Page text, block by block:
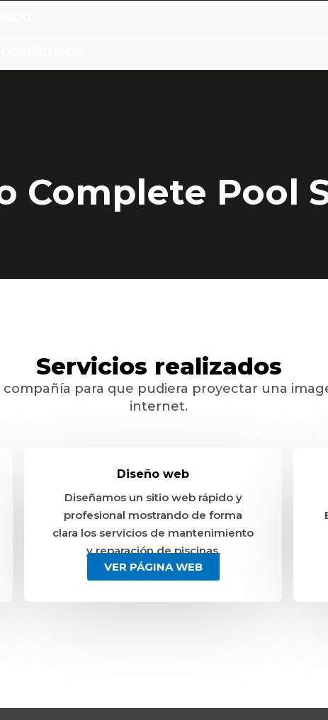
Complete Pool
Servicios realizados
para que pudiera proyectar una
internet.
Diseño web
Diseñamos un sitio web rápido y
profesional mostrando de forma
clara los servicios de mantenimiento
y reparación de piscinas.
VER PÁGINA WEB